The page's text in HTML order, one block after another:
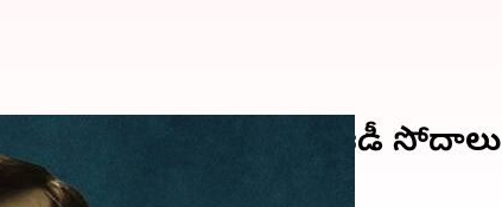
లాండరింగ్ అభియోగాలు.. ఈడీ సోదాలు